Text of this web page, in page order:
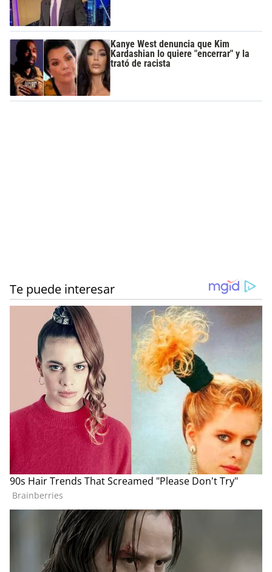
Kanye West denuncia que Kim
Kardashian lo quiere "encerrar" y la
trató de racista